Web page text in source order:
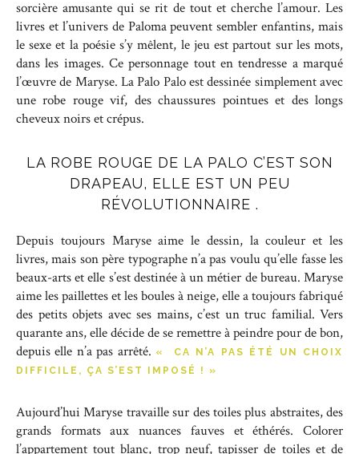
sorcière amusante qui se rit de tout et cherche l’amour. Les
livres et l’univers de Paloma peuvent sembler enfantins, mais
le sexe et la poésie s’y mêlent, le jeu est partout sur les mots,
dans les images. Ce personnage tout en tendresse a marqué
l’œuvre de Maryse. La Palo Palo est dessinée simplement avec
une robe rouge vif, des chaussures pointues et des longs
cheveux noirs et crépus.
LA ROBE ROUGE DE LA PALO C’EST SON
DRAPEAU, ELLE EST UN PEU
RÉVOLUTIONNAIRE .
Depuis toujours Maryse aime le dessin, la couleur et les
livres, mais son père typographe n’a pas voulu qu’elle fasse les
beaux-arts et elle s’est destinée à un métier de bureau. Maryse
aime les paillettes et les boules à neige, elle a toujours fabriqué
des petits objets avec ses mains, c’est un truc familial. Vers
quarante ans, elle décide de se remettre à peindre pour de bon,
depuis elle n’a pas arrêté. « CA N’A PAS ÉTÉ UN CHOIX
DIFFICILE, ÇA S’EST IMPOSÉ ! »
Aujourd’hui Maryse travaille sur des toiles plus abstraites, des
grands formats aux nuances fauves et éthérés. Colorer
l’appartement tout blanc, trop neuf, tapisser de toiles et de